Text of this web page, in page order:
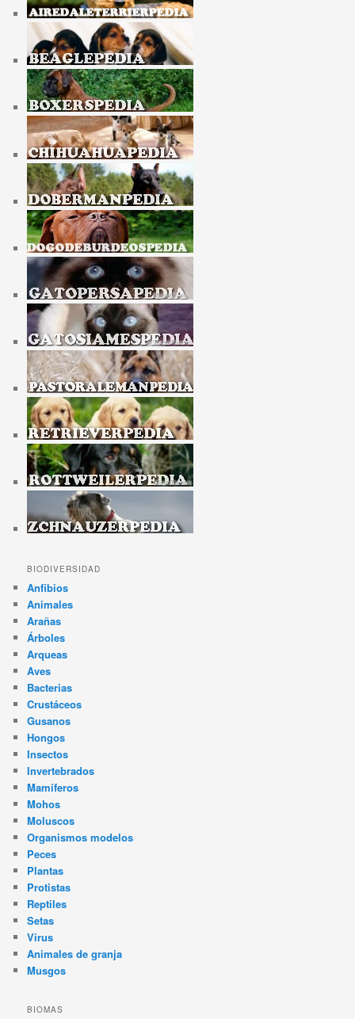
BIODIVERSIDAD
Anfibios
Animales
Arañas
Árboles
Arqueas
Aves
Bacterias
Crustáceos
Gusanos
Hongos
Insectos
Invertebrados
Mamíferos
Mohos
Moluscos
Organismos modelos
Peces
Plantas
Protistas
Reptiles
Setas
Virus
Animales de granja
Musgos
BIOMAS